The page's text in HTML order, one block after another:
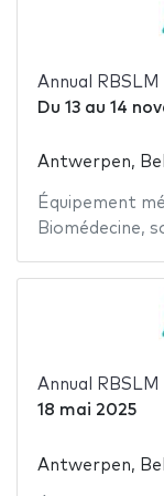
Annual
Du 13au 14
Antwerpen,
Équipement
Biomédecine,
Annual
18 mai 2025
Antwerpen,